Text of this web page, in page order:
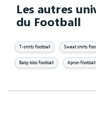
Les autres
du Football
T-shirts Football Sweat shirts
Baby bibs Football Apron Football